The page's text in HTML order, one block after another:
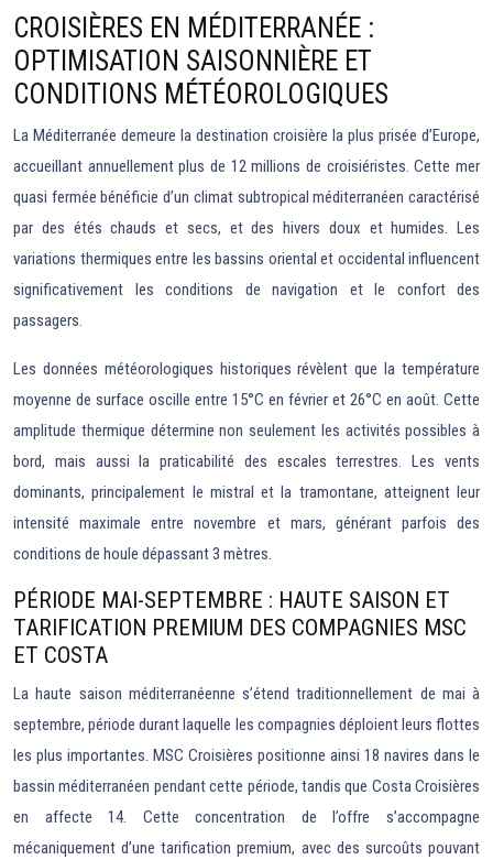
CROISIÈRES EN MÉDITERRANÉE :
OPTIMISATION SAISONNIÈRE ET
CONDITIONS MÉTÉOROLOGIQUES
La Méditerranée demeure la destination croisière la plus prisée d’Europe,
accueillant annuellement plus de 12 millions de croisiéristes. Cette mer
quasi fermée bénéficie d’un climat subtropical méditerranéen caractérisé
par des étés chauds et secs, et des hivers doux et humides. Les
variations thermiques entre les bassins oriental et occidental influencent
significativement les conditions de navigation et le confort des
passagers.
Les données météorologiques historiques révèlent que la température
moyenne de surface oscille entre 15°C en février et 26°C en août. Cette
amplitude thermique détermine non seulement les activités possibles à
bord, mais aussi la praticabilité des escales terrestres. Les vents
dominants, principalement le mistral et la tramontane, atteignent leur
intensité maximale entre novembre et mars, générant parfois des
conditions de houle dépassant 3 mètres.
PÉRIODE MAI-SEPTEMBRE : HAUTE SAISON ET
TARIFICATION PREMIUM DES COMPAGNIES MSC
ET COSTA
La haute saison méditerranéenne s’étend traditionnellement de mai à
septembre, période durant laquelle les compagnies déploient leurs flottes
les plus importantes. MSC Croisières positionne ainsi 18 navires dans le
bassin méditerranéen pendant cette période, tandis que Costa Croisières
en affecte 14. Cette concentration de l’offre s’accompagne
mécaniquement d’une tarification premium, avec des surcoûts pouvant